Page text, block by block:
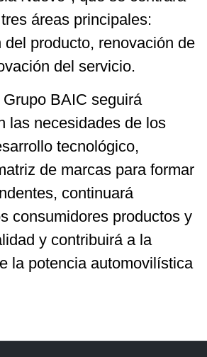
áreas principales:
del producto, renovación de
del servicio.
BAIC seguirá
las necesidades de los
tecnológico,
de marcas para formar
continuará
consumidores productos y
y contribuirá a la
la potencia automovilística